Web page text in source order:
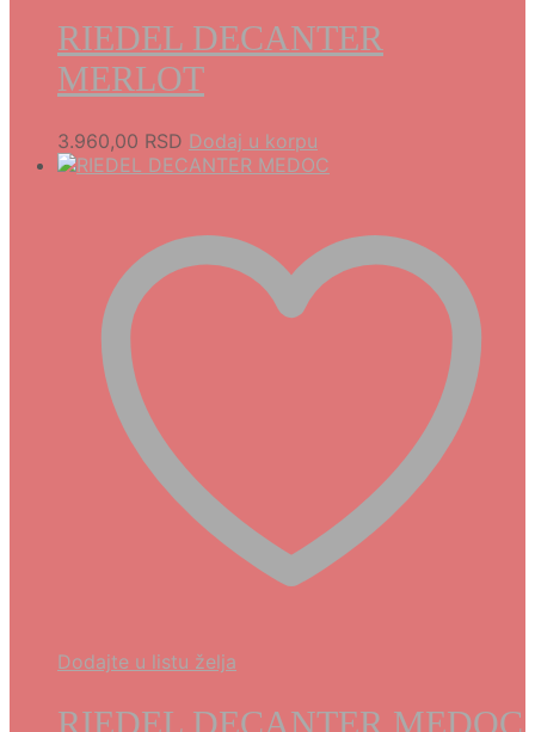
RIEDEL DECANTER
MERLOT
3.960,00 RSD Dodaj u korpu
Dodajte u listu želja
RIEDEL DECANTER MEDOC